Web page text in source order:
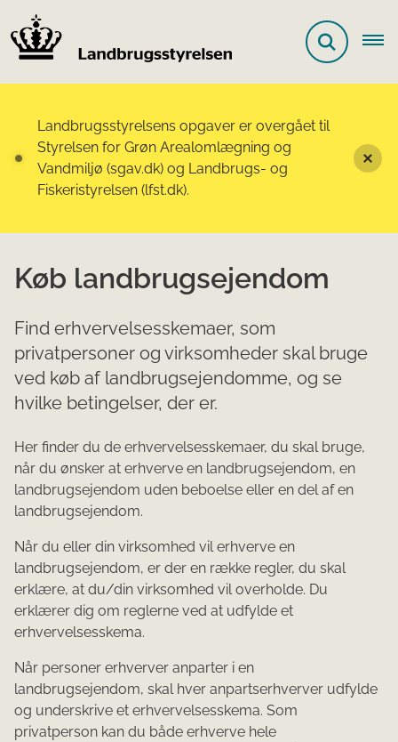
Landbrugsstyrelsens opgaver er overgået til
Styrelsen for Grøn Arealomlægning og
Vandmiljø (sgav.dk) og Landbrugs- og
Fiskeristyrelsen (lfst.dk).
Køb landbrugsejendom
Find erhvervelsesskemaer, som
privatpersoner og virksomheder skal bruge
ved køb af landbrugsejendomme, og se
hvilke betingelser, der er.
Her finder du de erhvervelsesskemaer, du skal bruge,
når du ønsker at erhverve en landbrugsejendom, en
landbrugsejendom uden beboelse eller en del af en
landbrugsejendom.
Når du eller din virksomhed vil erhverve en
landbrugsejendom, er der en række regler, du skal
erklære, at du/din virksomhed vil overholde. Du
erklærer dig om reglerne ved at udfylde et
erhvervelsesskema.
Når personer erhverver anparter i en
landbrugsejendom, skal hver anpartserhverver udfylde
og underskrive et erhvervelsesskema. Som
privatperson kan du både erhverve hele